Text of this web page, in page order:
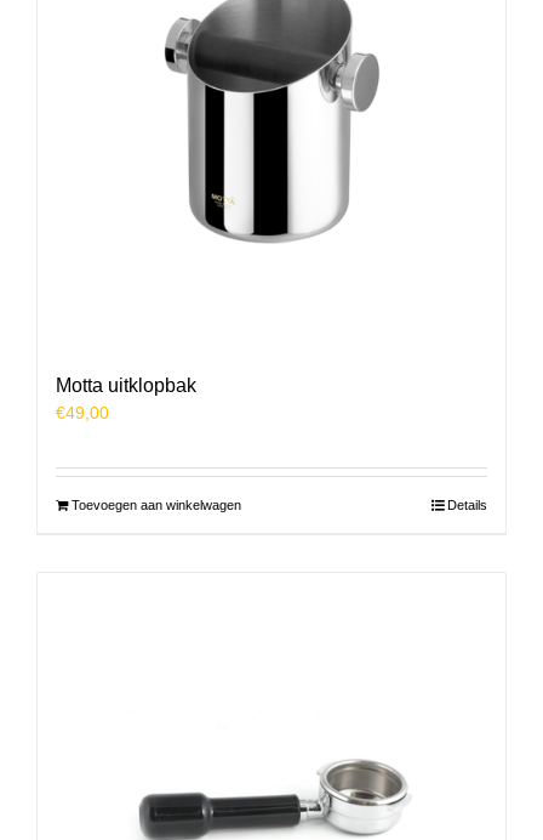
gekozen
worden
op
Motta uitklopbak
€49,00
Toevoegen aan winkelwagen Details